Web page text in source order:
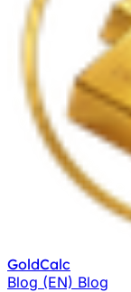
GoldCalc
Blog (EN) Blog